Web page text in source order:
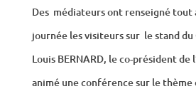
Des médiateurs ont renseigné tout
journée les visiteurs sur le stand du
Louis BERNARD, le co-président de
animé une conférence sur le thème